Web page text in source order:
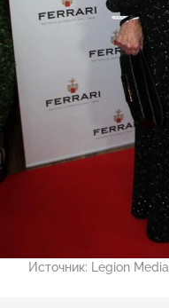
Источник: Legion Media